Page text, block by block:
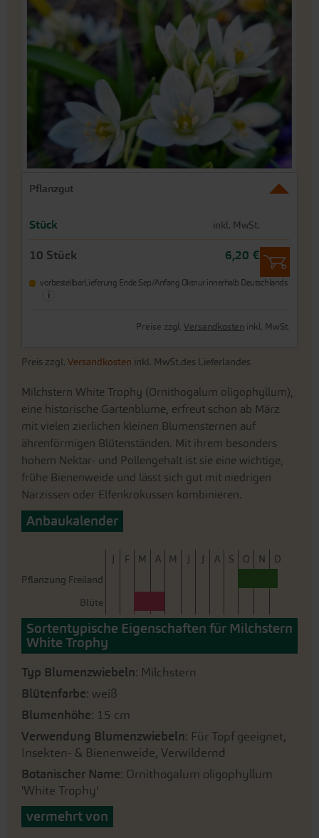
Pflanzgut
Stück inkl. MwSt.
10 Stück
vorbestellbarLieferung Ende Sep/Anfang Oktnur innerhalb Deutschlands
i
6,20 €
Preise zzgl. Versandkosten inkl. MwSt.
Preis zzgl. Versandkosten inkl. MwSt.des Lieferlandes
Bildergalerie
springen
den
der
springen
Milchstern White Trophy (Ornithogalum oligophyllum),
eine historische Gartenblume, erfreut schon ab März
mit vielen zierlichen kleinen Blumensternen auf
ährenförmigen Blütenständen. Mit ihrem besonders
hohem Nektar- und Pollengehalt ist sie eine wichtige,
frühe Bienenweide und lässt sich gut mit niedrigen
Narzissen oder Elfenkrokussen kombinieren.
Anbaukalender
J F M A M J J A S O N
D
Pflanzung Freiland
Blüte
Sortentypische Eigenschaften für Milchstern
White Trophy
Typ Blumenzwiebeln: Milchstern
Blütenfarbe: weiß
Blumenhöhe: 15 cm
Verwendung Blumenzwiebeln: Für Topf geeignet,
Insekten- & Bienenweide, Verwildernd
Botanischer Name: Ornithogalum oligophyllum
'White Trophy'
vermehrt von